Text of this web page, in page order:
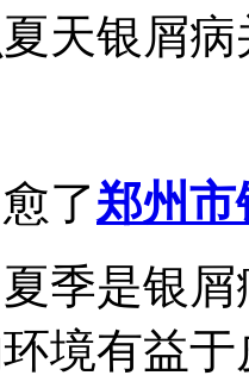
天银屑病
了郑州
季是银
境有益